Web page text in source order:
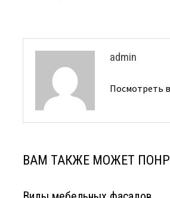
admin
Посмотреть
ВАМ ТАКЖЕ МОЖЕТ